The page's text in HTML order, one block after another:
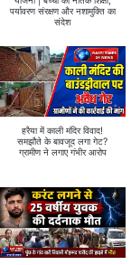
पर्यावरण संरक्षण और नशामुक्ति का
संदेश
हरैया में काली मंदिर विवाद!
समझौते के बावजूद लगा गेट?
ग्रामीण ने लगाए गंभीर आरोप